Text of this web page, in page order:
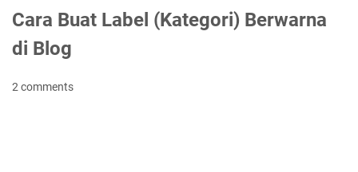
Cara Buat Label (Kategori) Berwarna
di Blog
2 comments